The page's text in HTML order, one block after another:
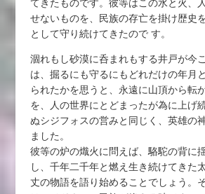
てきたものです。彼等はこの水と火、
せないものを、民族の存亡を掛け歴史
として守り続けてきたので す。
涸れもし砂漠に呑まれもする井戸が今
は、掘るにも守るにもどれだけの年月
られたかを思うと、永遠に山頂から転
を、人の世界にとどまったが為に上げ
ぬシジフォスの営みと同じく、英雄の
ました。
彼等の炉の熾火に問えば、駱駝の背に
し、千年二千年と燃え生き続けてきた
丈の物語を語り始めることでしょう。